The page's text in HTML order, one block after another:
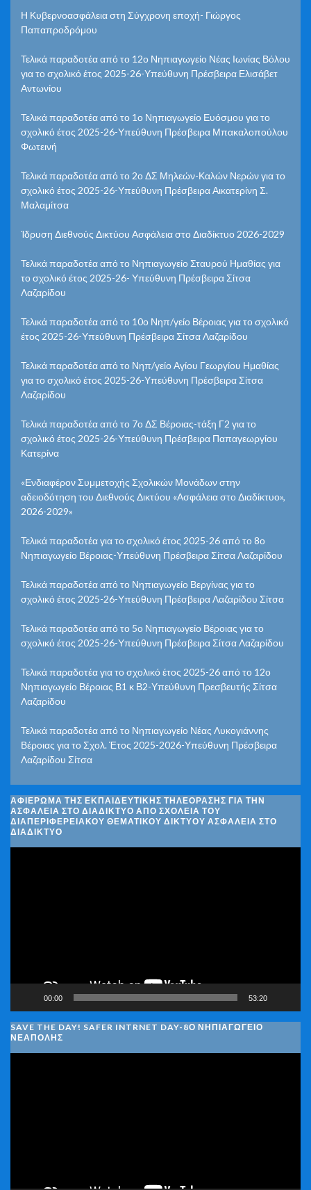
Η Κυβερνοασφάλεια στη Σύγχρονη εποχή- Γιώργος
Παπαπροδρόμου
Τελικά παραδοτέα από το 12ο Νηπιαγωγείο Νέας Ιωνίας Βόλου
για το σχολικό έτος 2025-26-Υπεύθυνη Πρέσβειρα Ελισάβετ
Αντωνίου
Τελικά παραδοτέα από το 1ο Νηπιαγωγείο Ευόσμου για το
σχολικό έτος 2025-26-Υπεύθυνη Πρέσβειρα Μπακαλοπούλου
Φωτεινή
Τελικά παραδοτέα από το 2ο ΔΣ Μηλεών-Καλών Νερών για το
σχολικό έτος 2025-26-Υπεύθυνη Πρέσβειρα Αικατερίνη Σ.
Μαλαμίτσα
Ίδρυση Διεθνούς Δικτύου Ασφάλεια στο Διαδίκτυο 2026-2029
Τελικά παραδοτέα από το Νηπιαγωγείο Σταυρού Ημαθίας για
το σχολικό έτος 2025-26- Υπεύθυνη Πρέσβειρα Σίτσα
Λαζαρίδου
Τελικά παραδοτέα από το 10ο Νηπ/γείο Βέροιας για το σχολικό
έτος 2025-26-Υπεύθυνη Πρέσβειρα Σίτσα Λαζαρίδου
Τελικά παραδοτέα από το Νηπ/γείο Αγίου Γεωργίου Ημαθίας
για το σχολικό έτος 2025-26-Υπεύθυνη Πρέσβειρα Σίτσα
Λαζαρίδου
Τελικά παραδοτέα από το 7ο ΔΣ Βέροιας-τάξη Γ2 για το
σχολικό έτος 2025-26-Υπεύθυνη Πρέσβειρα Παπαγεωργίου
Κατερίνα
«Ενδιαφέρον Συμμετοχής Σχολικών Μονάδων στην
αδειοδότηση του Διεθνούς Δικτύου «Ασφάλεια στο Διαδίκτυο»,
2026-2029»
Τελικά παραδοτέα για το σχολικό έτος 2025-26 από το 8ο
Νηπιαγωγείο Βέροιας-Υπεύθυνη Πρέσβειρα Σίτσα Λαζαρίδου
Τελικά παραδοτέα από το Νηπιαγωγείο Βεργίνας για το
σχολικό έτος 2025-26-Υπεύθυνη Πρέσβειρα Λαζαρίδου Σίτσα
Τελικά παραδοτέα από το 5ο Νηπιαγωγείο Βέροιας για το
σχολικό έτος 2025-26-Υπεύθυνη Πρέσβειρα Σίτσα Λαζαρίδου
Τελικά παραδοτέα για το σχολικό έτος 2025-26 από το 12ο
Νηπιαγωγείο Βέροιας Β1 κ Β2-Υπεύθυνη Πρεσβευτής Σίτσα
Λαζαρίδου
Τελικά παραδοτέα από το Νηπιαγωγείο Νέας Λυκογιάννης
Βέροιας για το Σχολ. Έτος 2025-2026-Υπεύθυνη Πρέσβειρα
Λαζαρίδου Σίτσα
ΑΦΙΈΡΩΜΑ ΤΗΣ ΕΚΠΑΙΔΕΥΤΙΚΉΣ ΤΗΛΕΌΡΑΣΗΣ ΓΙΑ ΤΗΝ
ΑΣΦΆΛΕΙΑ ΣΤΟ ΔΙΑΔΊΚΤΥΟ ΑΠΌ ΣΧΟΛΕΊΑ ΤΟΥ
ΔΙΑΠΕΡΙΦΕΡΕΙΑΚΟΎ ΘΕΜΑΤΙΚΟΎ ΔΙΚΤΎΟΥ ΑΣΦΆΛΕΙΑ ΣΤΟ
ΔΙΑΔΊΚΤΥΟ
00:00 53:20
SAVE THE DAY! SAFER INTRNET DAY-8Ο ΝΗΠΙΑΓΩΓΕΙΟ
ΝΕΑΠΟΛΗΣ